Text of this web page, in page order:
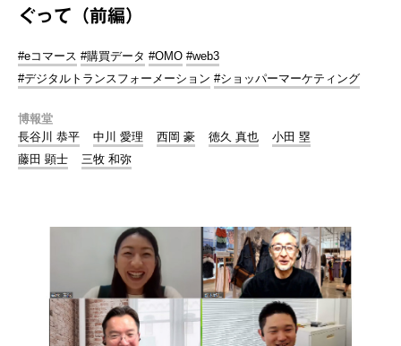
ぐって（前編）
#eコマース #購買データ #OMO #web3
#デジタルトランスフォーメーション #ショッパーマーケティング
博報堂
長谷川 恭平
中川 愛理 西岡 豪 徳久 真也
小田 塁
藤田 顕士
三牧 和弥